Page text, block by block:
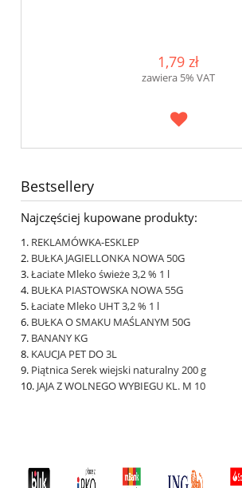
1,79 zł
zawiera 5% VAT
Bestsellery
Najczęściej kupowane produkty:
REKLAMÓWKA-ESKLEP
BUŁKA JAGIELLONKA NOWA 50G
Łaciate Mleko świeże 3,2 % 1 l
BUŁKA PIASTOWSKA NOWA 55G
Łaciate Mleko UHT 3,2 % 1 l
BUŁKA O SMAKU MAŚLANYM 50G
BANANY KG
KAUCJA PET DO 3L
Piątnica Serek wiejski naturalny 200 g
JAJA Z WOLNEGO WYBIEGU KL. M 10